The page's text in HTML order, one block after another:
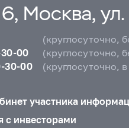
Москва,
(круглосуточно,
00
(круглосуточно,
30-00
(круглосуточно,
участника
с инвесторами